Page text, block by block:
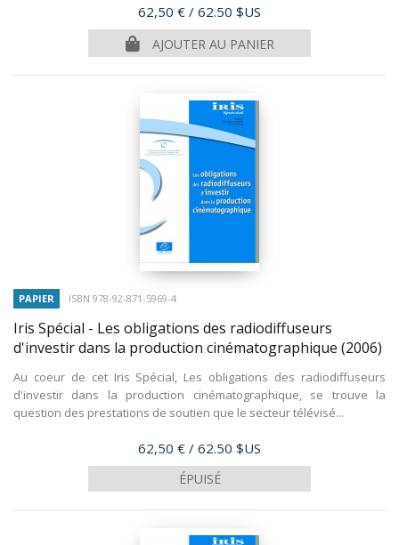
Prix
62,50 € / 62.50 $US
AJOUTER AU PANIER
PAPIER ISBN 978-92-871-5969-4
Iris Spécial - Les obligations des radiodiffuseurs
d'investir dans la production cinématographique (2006)
Au coeur de cet Iris Spécial, Les obligations des radiodiffuseurs
d'investir dans la production cinématographique, se trouve la
question des prestations de soutien que le secteur télévisé...
Prix
62,50 € / 62.50 $US
ÉPUISÉ